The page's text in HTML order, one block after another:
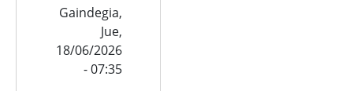
Gaindegia,
Jue,
18/06/2026
- 07:35